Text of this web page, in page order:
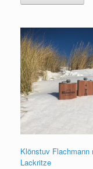
Klönstuv Flachmann
Lackritze